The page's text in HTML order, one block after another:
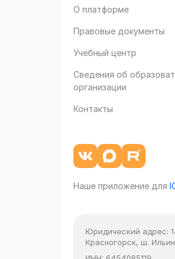
О платформе
Правовые документы
Учебный центр
Сведения об
организации
Контакты
Наше приложение для
Юридический адрес:
Красногорск, ш.